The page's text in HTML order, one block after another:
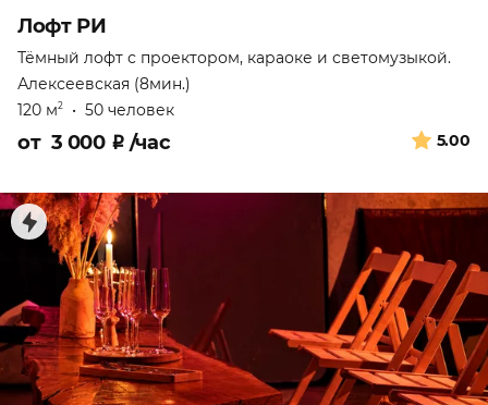
Лофт РИ
Тёмный лофт с проектором, караоке и светомузыкой.
Алексеевская (8мин.)
120 м2 • 50 человек
5.00
от 3 000 ₽ /час